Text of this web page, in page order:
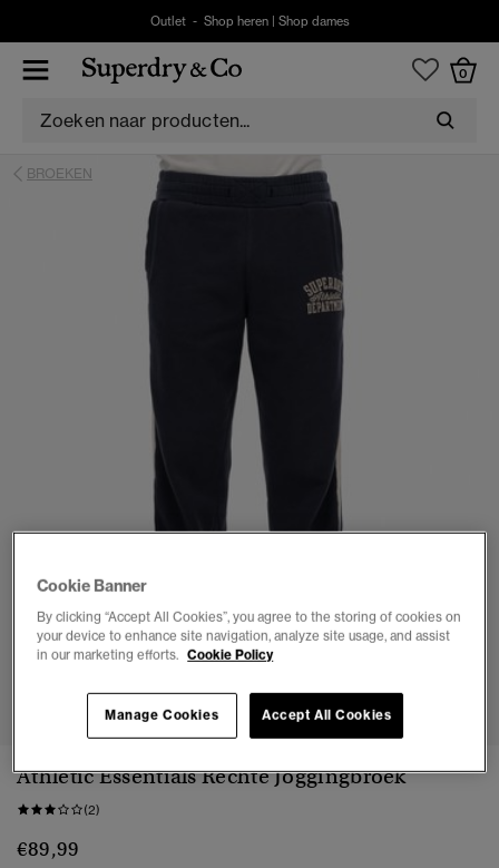
Outlet - Shop heren| Shop dames
0
BROEKEN
Athletic Essentials Rechte Joggingbroek
(2)
€89,99
Cookie Banner
By clicking “Accept All Cookies”, you agree to the storing of cookies on
your device to enhance site navigation, analyze site usage, and assist
in our marketing efforts. Cookie Policy
Accept All Cookies
Manage Cookies